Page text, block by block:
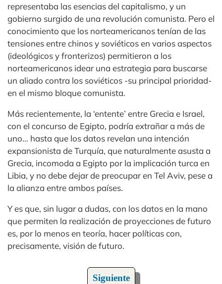
representaba las esencias del capitalismo, y un
gobierno surgido de una revolución comunista. Pero el
conocimiento que los norteamericanos tenían de las
tensiones entre chinos y soviéticos en varios aspectos
(ideológicos y fronterizos) permitieron a los
norteamericanos idear una estrategia para buscarse
un aliado contra los soviéticos -su principal prioridad-
en el mismo bloque comunista.
Más recientemente, la ‘entente’ entre Grecia e Israel,
con el concurso de Egipto, podría extrañar a más de
uno… hasta que los datos revelan una intención
expansionista de Turquía, que naturalmente asusta a
Grecia, incomoda a Egipto por la implicación turca en
Libia, y no debe dejar de preocupar en Tel Aviv, pese a
la alianza entre ambos países.
Y es que, sin lugar a dudas, con los datos en la mano
que permiten la realización de proyecciones de futuro
es, por lo menos en teoría, hacer políticas con,
precisamente, visión de futuro.
Siguiente